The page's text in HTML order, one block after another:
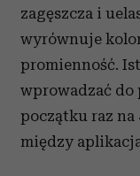
zagęszcza i
wyrównuje
promienność.
wprowadzać
początku raz
między